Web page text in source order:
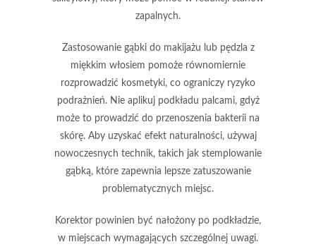
zapalnych.
Zastosowanie gąbki do makijażu lub pędzla z
miękkim włosiem pomoże równomiernie
rozprowadzić kosmetyki, co ograniczy ryzyko
podrażnień. Nie aplikuj podkładu palcami, gdyż
może to prowadzić do przenoszenia bakterii na
skórę. Aby uzyskać efekt naturalności, używaj
nowoczesnych technik, takich jak stemplowanie
gąbką, które zapewnia lepsze zatuszowanie
problematycznych miejsc.
Korektor powinien być nałożony po podkładzie,
w miejscach wymagających szczególnej uwagi.